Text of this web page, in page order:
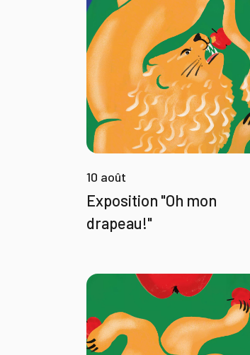
10 août
Exposition "Oh mon
drapeau!"